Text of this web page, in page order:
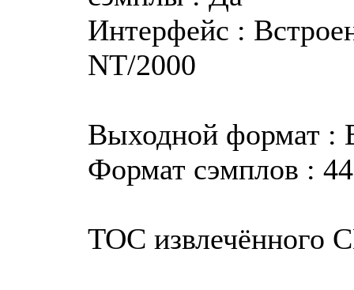
Интерфейс :
NT/2000
Выходной формат :
Формат сэмплов :
TOC извлечённого